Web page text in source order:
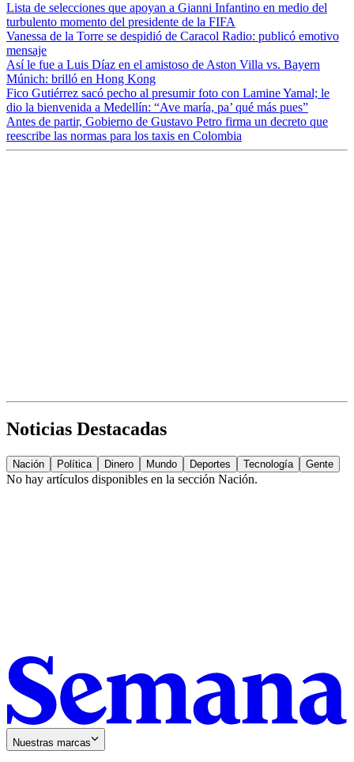
Lista de selecciones que apoyan a Gianni Infantino en medio del
turbulento momento del presidente de la FIFA
Vanessa de la Torre se despidió de Caracol Radio: publicó emotivo
mensaje
Así le fue a Luis Díaz en el amistoso de Aston Villa vs. Bayern
Múnich: brilló en Hong Kong
Fico Gutiérrez sacó pecho al presumir foto con Lamine Yamal; le
dio la bienvenida a Medellín: “Ave maría, pa’ qué más pues”
Antes de partir, Gobierno de Gustavo Petro firma un decreto que
reescribe las normas para los taxis en Colombia
Noticias Destacadas
Nación Política Dinero Mundo Deportes Tecnología Gente
No hay artículos disponibles en la sección Nación.
Nuestras marcas